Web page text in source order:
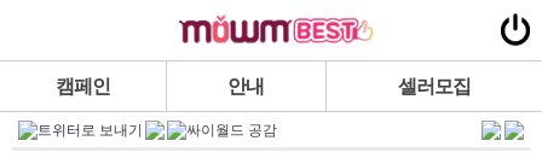
캠페인 안내 셀러모집